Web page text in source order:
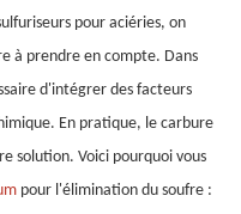
pour aciéries, on
à prendre en compte. Dans
d'intégrer des facteurs
En pratique, le carbure
solution. Voici pourquoi vous
pour l'élimination du soufre :